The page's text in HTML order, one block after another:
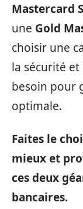
Mastercard
une Gold
choisir une
la sécurité
besoin pour
optimale.
Faites le
mieux et
ces deux
bancaires.